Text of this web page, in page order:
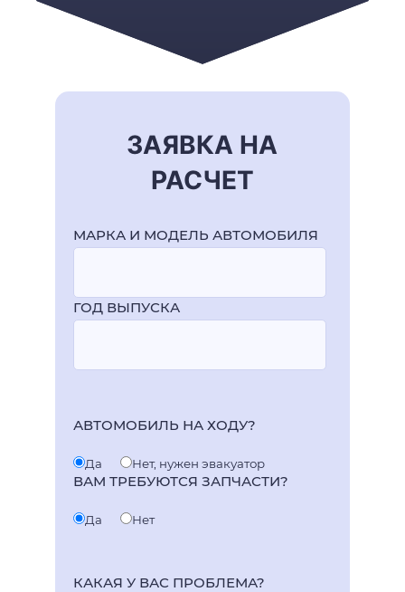
ЗАЯВКА НА
РАСЧЕТ
МАРКА И МОДЕЛЬ АВТОМОБИЛЯ
ГОД ВЫПУСКА
АВТОМОБИЛЬ НА ХОДУ?
Да Нет, нужен эвакуатор
ВАМ ТРЕБУЮТСЯ ЗАПЧАСТИ?
Да Нет
КАКАЯ У ВАС ПРОБЛЕМА?